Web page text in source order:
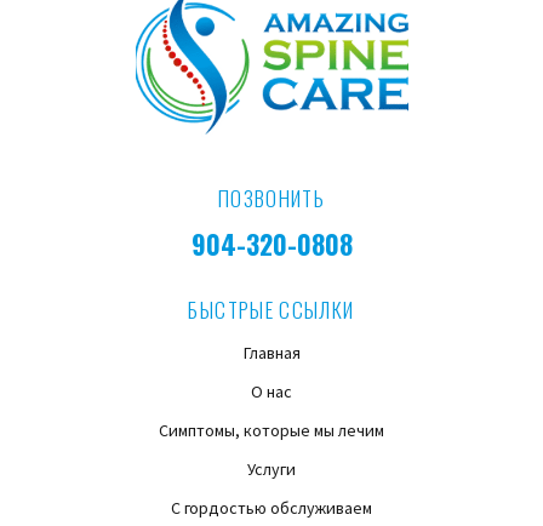
ПОЗВОНИТЬ
904-320-0808
БЫСТРЫЕ ССЫЛКИ
Главная
О нас
Симптомы, которые мы лечим
Услуги
С гордостью обслуживаем